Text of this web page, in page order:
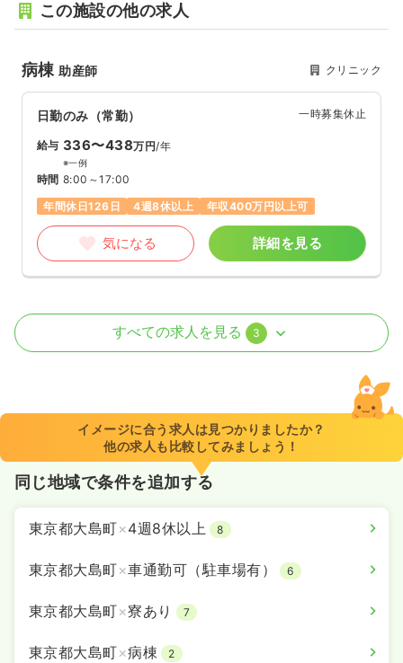
この施設の他の求人
病棟助産師 クリニック
日勤のみ（常勤） 一時募集休止
給与 336〜438万円/年
※一例
時間 8:00～17:00
年間休日126日
4週8休以上 年収400万円以上可
気になる 詳細を見る
外来 正・准看護師
8:00～17:00
年間休日126日
4週8休以上 年収400万円以上可
透析 正・准看護師
給与 336〜438万円/年
すべての求人を見る 3
イメージに合う求人は見つかりましたか？
他の求人も比較してみましょう！
同じ地域で条件を追加する
東京都大島町×4週8休以上 8
東京都大島町×車通勤可（駐車場有） 6
東京都大島町×寮あり 7
東京都大島町×病棟 2